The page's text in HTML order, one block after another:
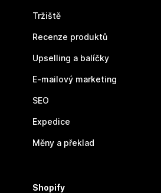
Tržiště
Recenze produktů
Upselling a balíčky
E-mailový marketing
SEO
Expedice
Měny a překlad
Shopify